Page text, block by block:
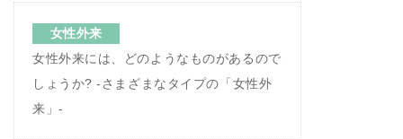
女性外来
女性外来には、どのようなものがあるので
しょうか? -さまざまなタイプの「女性外
来」-